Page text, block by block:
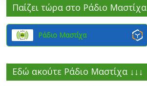
Παίζει τώρα στο Ράδιο Μαστίχα
Ράδιο Μαστίχα
Εδώ ακούτε Ράδιο Μαστίχα ↓↓↓